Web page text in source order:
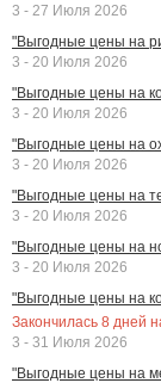
3 - 27 Июля 2026
"Выгодные цены на
3 - 20 Июля 2026
"Выгодные цены на
3 - 20 Июля 2026
"Выгодные цены на
3 - 20 Июля 2026
"Выгодные цены на
3 - 20 Июля 2026
"Выгодные цены на
3 - 20 Июля 2026
"Выгодные цены на
Закончилась 8 дней
3 - 31 Июля 2026
"Выгодные цены на